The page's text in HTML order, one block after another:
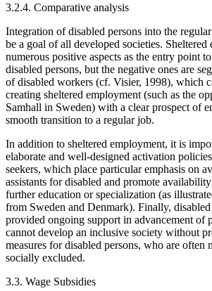
3.2.4. Comparative analysis
Integration of disabled persons into the
be a goal of all developed societies. Sheltered
numerous positive aspects as the entry point
disabled persons, but the negative ones are
of disabled workers (cf. Visier, 1998), which
creating sheltered employment (such as the
Samhall in Sweden) with a clear prospect of
smooth transition to a regular job.
In addition to sheltered employment, it is
elaborate and well-designed activation
seekers, which place particular emphasis on
assistants for disabled and promote
further education or specialization (as
from Sweden and Denmark). Finally,
provided ongoing support in advancement of
cannot develop an inclusive society without
measures for disabled persons, who are often
socially excluded.
3.3. Wage Subsidies